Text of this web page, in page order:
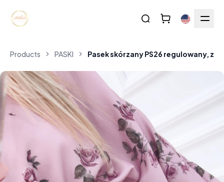
Products PASKI Pasek skórzany PS26 regulowany,